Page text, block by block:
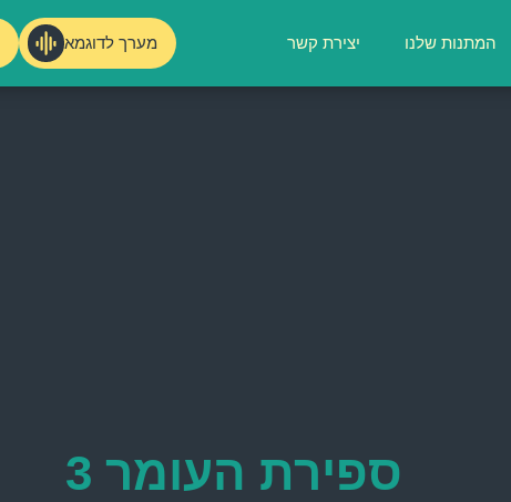
המתנות שלנו יצירת קשר מערך לדוגמא
ספירת העומר 3